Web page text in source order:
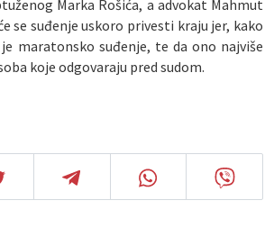
Marka Rošića, a advokat Mahmut
se suđenje uskoro privesti kraju jer, kako
maratonsko suđenje, te da ono najviše
koje odgovaraju pred sudom.